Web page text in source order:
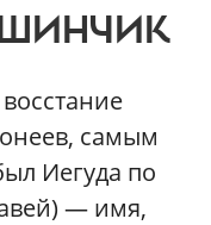
самым
Иегуда по
— имя,